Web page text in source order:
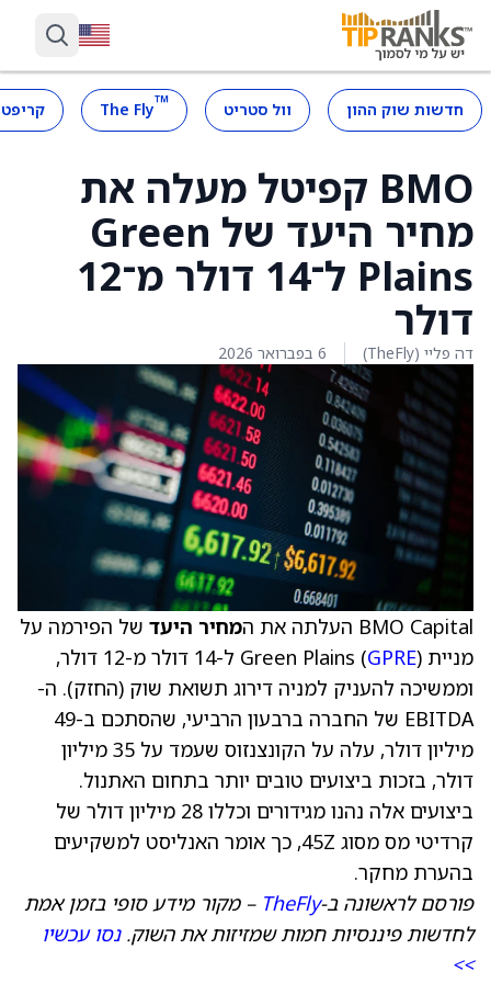
חדשות שוק ההון וול סטריט ™
The Fly
BMO קפיטל מעלה את
מחיר היעד של Green
Plains ל־14 דולר מ־12
דולר
דה פליי (TheFly) 6 בפברואר 2026
BMO Capital העלתה את ה מחיר היעד של הפירמה על
מניית Green Plains ( GPRE
) ל-14 דולר מ-12 דולר,
וממשיכה להעניק למניה דירוג תשואת שוק (החזק). ה-
EBITDA של החברה ברבעון הרביעי, שהסתכם ב-49
מיליון דולר, עלה על הקונצנזוס שעמד על 35 מיליון
דולר, בזכות ביצועים טובים יותר בתחום האתנול.
ביצועים אלה נהנו מגידורים וכללו 28 מיליון דולר של
קרדיטי מס מסוג 45Z, כך אומר האנליסט למשקיעים
בהערת מחקר.
פורסם לראשונה ב-TheFly – מקור מידע סופי בזמן אמת
לחדשות פיננסיות חמות שמזיזות את השוק.נסו עכשיו
>>